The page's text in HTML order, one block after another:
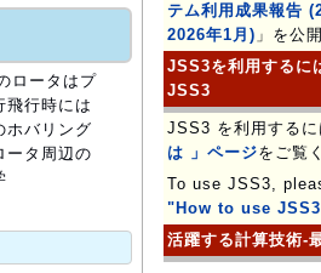
ロータはプ
飛行時には
ホバリング
ータ周辺の
テム利用成果報告
2026年1月) 」を公
JSS3を利用する
JSS3
JSS3 を利用するに
は 」ページをご覧
To use JSS3,
"How to use
活躍する計算技術-